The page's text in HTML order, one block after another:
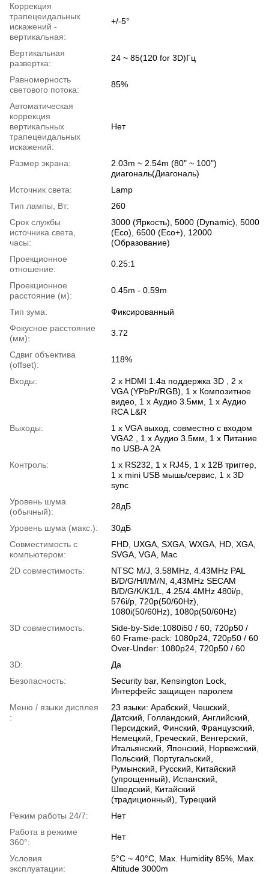
Коррекция
трапецеидальных
искажений -
вертикальная:
+/-5°
Вертикальная
развертка:
24 ~ 85(120 for 3D)Гц
Равномерность
светового потока:
85%
Автоматическая
коррекция
вертикальных
трапецеидальных
искажений:
Нет
Размер экрана:
2.03m ~ 2.54m (80" ~ 100")
диагональ(Диагональ)
Источник света:
Lamp
Тип лампы, Вт:
260
Срок службы
источника света,
часы:
3000 (Яркость), 5000 (Dynamic), 5000
(Eco), 6500 (Eco+), 12000
(Образование)
Проекционное
отношение:
0.25:1
Проекционное
расстояние (м):
0.45m - 0.59m
Тип зума:
Фиксированный
Фокусное расстояние
(мм):
3.72
Сдвиг объектива
(offset):
118%
Входы:
2 x HDMI 1.4a поддержка 3D , 2 x
VGA (YPbPr/RGB), 1 x Композитное
видео, 1 x Аудио 3.5мм, 1 x Аудио
RCA L&R
Выходы:
1 x VGA выход, совместно с входом
VGA2 , 1 x Аудио 3.5мм, 1 x Питание
по USB-A 2A
Контроль:
1 x RS232, 1 x RJ45, 1 x 12В триггер,
1 x mini USB мышь/сервис, 1 x 3D
sync
Уровень шума
(обычный):
28дБ
Уровень шума (макс.):
30дБ
Совместимость с
компьютером:
FHD, UXGA, SXGA, WXGA, HD, XGA,
SVGA, VGA, Mac
2D совместимость:
NTSC M/J, 3.58MHz, 4.43MHz PAL
B/D/G/H/I/M/N, 4,43MHz SECAM
B/D/G/K/K1/L, 4.25/4.4MHz 480i/p,
576i/p, 720p(50/60Hz),
1080i(50/60Hz), 1080p(50/60Hz)
3D совместимость:
Side-by-Side:1080i50 / 60, 720p50 /
60 Frame-pack: 1080p24, 720p50 / 60
Over-Under: 1080p24, 720p50 / 60
3D:
Да
Безопасность:
Security bar, Kensington Lock,
Интерфейс защищен паролем
Меню / языки дисплея
:
23 языки: Арабский, Чешский,
Датский, Голландский, Английский,
Персидский, Финский, Французский,
Немецкий, Греческий, Венгерский,
Итальянский, Японский, Норвежский,
Польский, Португальский,
Румынский, Русский, Китайский
(упрощенный), Испанский,
Шведский, Китайский
(традиционный), Турецкий
Режим работы 24/7:
Нет
Работа в режиме
360°:
Нет
Условия
эксплуатации:
5°C ~ 40°C, Max. Humidity 85%, Max.
Altitude 3000m